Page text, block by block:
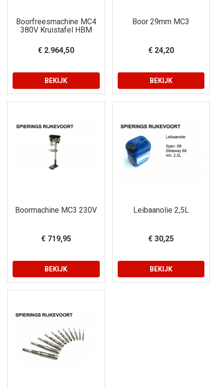
Boorfreesmachine MC4
380V Kruistafel HBM
€ 2.964,50
BEKIJK
Boor 29mm MC3
€ 24,20
BEKIJK
Boormachine MC3 230V
€ 719,95
BEKIJK
Leibaanolie 2,5L
€ 30,25
BEKIJK